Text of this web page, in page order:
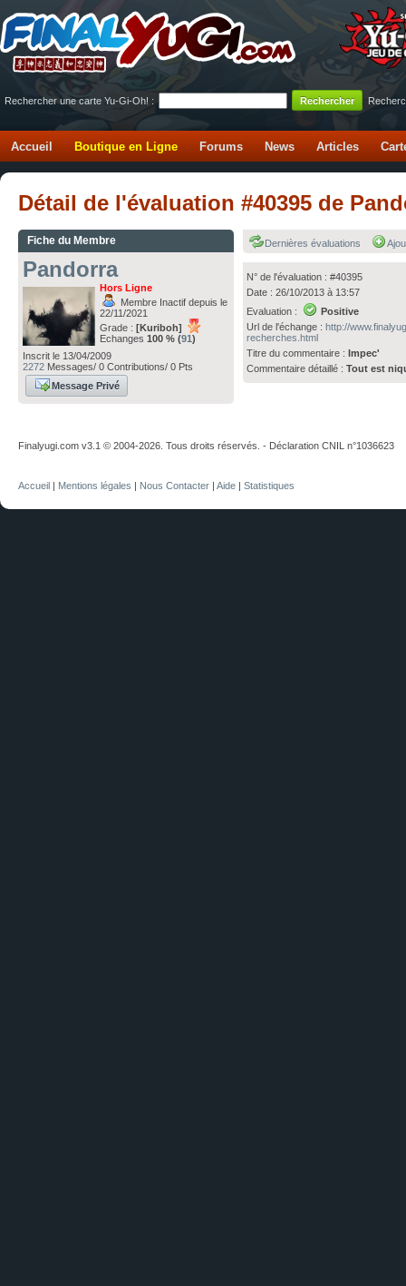
Rechercher une carte Yu-Gi-Oh! :
Accueil Boutique en Ligne Forums News Articles
Détail de l'évaluation #40395 de
Fiche du Membre
Pandorra
Hors Ligne
Membre Inactif depuis le
22/11/2021
Grade : [Kuriboh]
Echanges 100 % (91)
Inscrit le 13/04/2009
2272 Messages/ 0 Contributions/ 0 Pts
Message Privé
Dernières évaluations
N° de l'évaluation : #40395
Date : 26/10/2013 à 13:57
Evaluation :
Positive
Url de l'échange :http://
recherches.html
Titre du commentaire :Impec'
Commentaire détaillé :Tout est
Finalyugi.com v3.1 © 2004-2026. Tous droits réservés. - Déclaration CNIL n°1036623
Accueil | Mentions légales | Nous Contacter | Aide | Statistiques